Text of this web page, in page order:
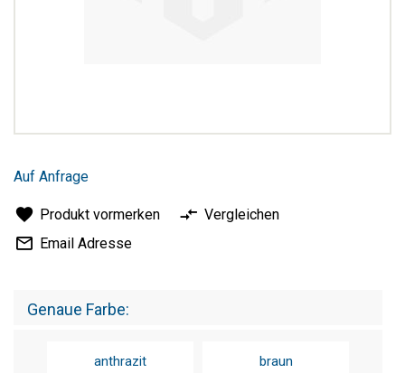
Anfang
Bildergalerie
Auf Anfrage
Produkt vormerken
Vergleichen
Email Adresse
Genaue Farbe
anthrazit braun